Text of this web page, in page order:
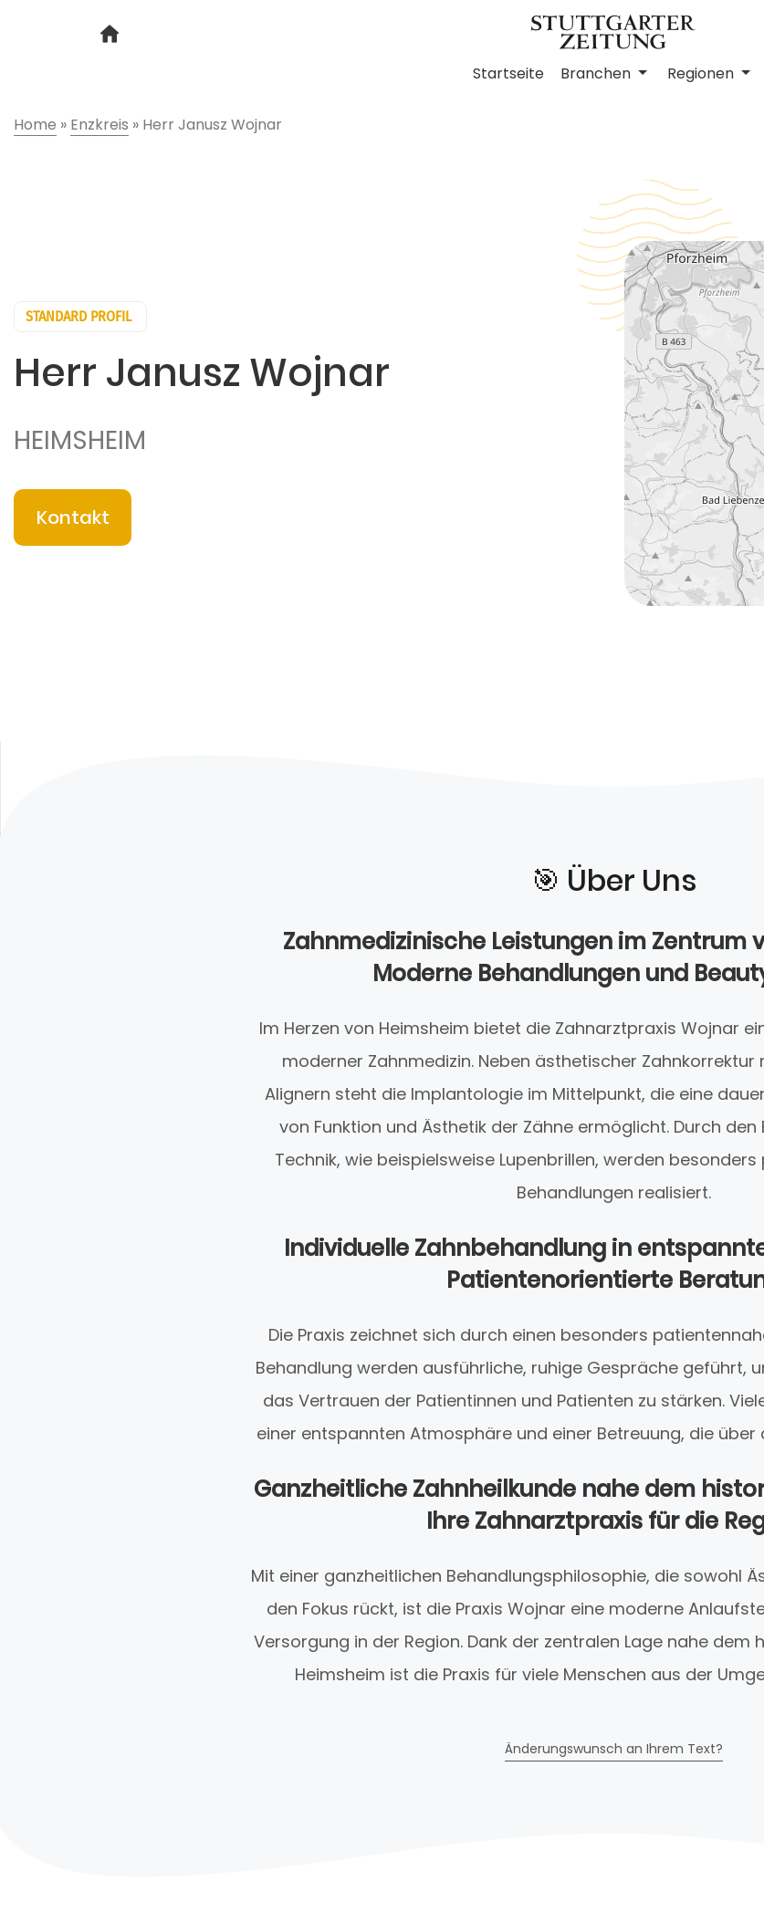
Startseite Branchen Regionen
Home » Enzkreis » Herr Janusz Wojnar
STANDARD PROFIL
Herr Janusz Wojnar
HEIMSHEIM
Kontakt
🎯️ Über Uns
Zahnmedizinische Leistungen im Zentrum
Moderne Behandlungen und
Im Herzen von Heimsheim bietet die Zahnarztpraxis Wojnar
moderner Zahnmedizin. Neben ästhetischer
Alignern steht die Implantologie im Mittelpunkt, die eine
von Funktion und Ästhetik der Zähne ermöglicht. Durch
Technik, wie beispielsweise Lupenbrillen, werden
Behandlungen realisiert.
Individuelle Zahnbehandlung in
Patientenorientierte
Die Praxis zeichnet sich durch einen besonders
Behandlung werden ausführliche, ruhige Gespräche geführt,
das Vertrauen der Patientinnen und Patienten zu stärken.
einer entspannten Atmosphäre und einer Betreuung, die
Ganzheitliche Zahnheilkunde nahe dem
Ihre Zahnarztpraxis für die
Mit einer ganzheitlichen Behandlungsphilosophie, die sowohl
den Fokus rückt, ist die Praxis Wojnar eine moderne
Versorgung in der Region. Dank der zentralen Lage nahe dem
Heimsheim ist die Praxis für viele Menschen aus der
Änderungswunsch an Ihrem Text?